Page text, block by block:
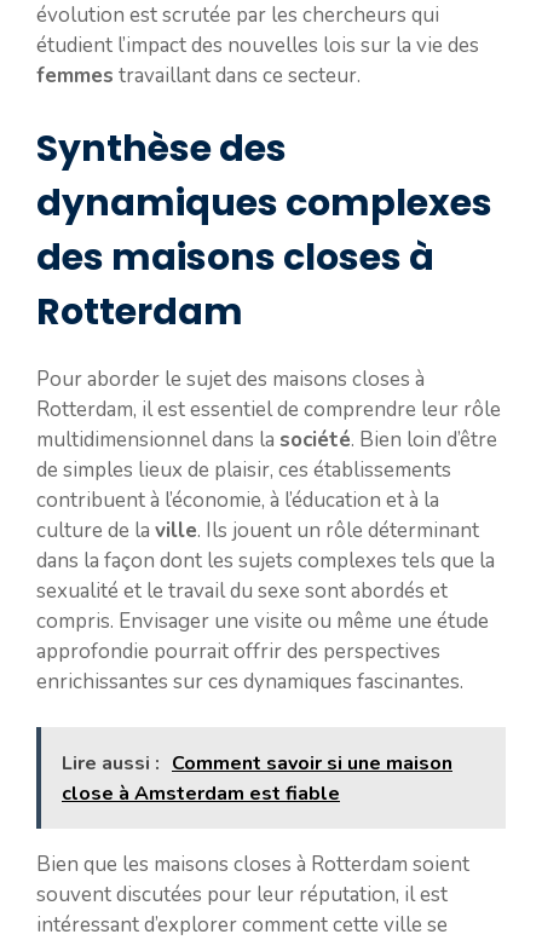
évolution est scrutée par les chercheurs qui
étudient l’impact des nouvelles lois sur la vie des
femmes travaillant dans ce secteur.
Synthèse des
dynamiques complexes
des maisons closes à
Rotterdam
Pour aborder le sujet des maisons closes à
Rotterdam, il est essentiel de comprendre leur rôle
multidimensionnel dans la société. Bien loin d’être
de simples lieux de plaisir, ces établissements
contribuent à l’économie, à l’éducation et à la
culture de la ville. Ils jouent un rôle déterminant
dans la façon dont les sujets complexes tels que la
sexualité et le travail du sexe sont abordés et
compris. Envisager une visite ou même une étude
approfondie pourrait offrir des perspectives
enrichissantes sur ces dynamiques fascinantes.
Lire aussi : Comment savoir si une maison
close à Amsterdam est fiable
Bien que les maisons closes à Rotterdam soient
souvent discutées pour leur réputation, il est
intéressant d’explorer comment cette ville se